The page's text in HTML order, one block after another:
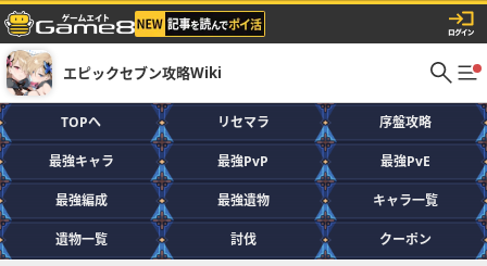
エピックセブン攻略Wiki
TOPへ リセマラ 序盤攻略
最強キャラ 最強PvP 最強PvE
最強編成 最強遺物 キャラ一覧
遺物一覧 討伐 クーポン